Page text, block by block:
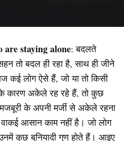
are staying alone: बदलते
तो बदल ही रहा है, साथ ही जीने
कई लोग ऐसे हैं, जो या तो किसी
के कारण अकेले रह रहे हैं, तो कुछ
के अपनी मर्जी से अकेले रहना
आसान काम नहीं है। जो लोग
कुछ बुनियादी गुण होते हैं। आइए